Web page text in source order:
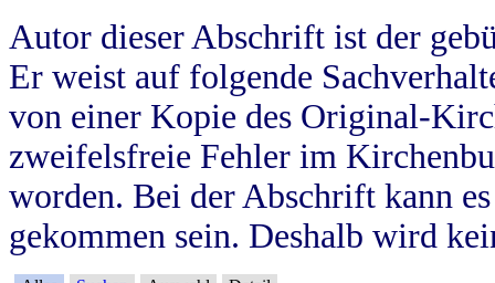
Autor dieser Abschrift ist der
Er weist auf folgende
von einer Kopie des Original-
zweifelsfreie Fehler im
worden. Bei der Abschrift kann
gekommen sein. Deshalb wird